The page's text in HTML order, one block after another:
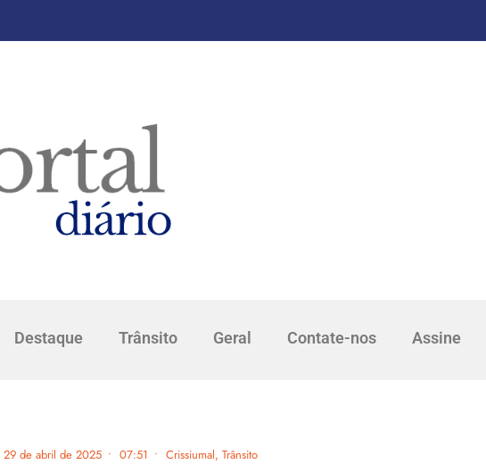
Destaque Trânsito Geral Contate-nos Assine
29 de abril de 2025 • 07:51 • Crissiumal, Trânsito